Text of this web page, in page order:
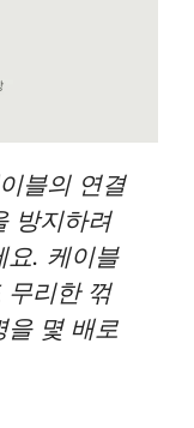
블의 연결
방지하려
요. 케이블
무리한 꺾
을 몇 배로